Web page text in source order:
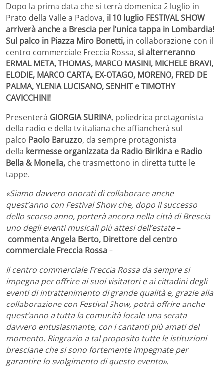
Dopo la prima data che si terrà domenica 2 luglio in
Prato della Valle a Padova, il 10 luglio FESTIVAL SHOW
arriverà anche a Brescia per l’unica tappa in Lombardia!
Sul palco in Piazza Miro Bonetti, in collaborazione con il
centro commerciale Freccia Rossa, si alterneranno
ERMAL META, THOMAS, MARCO MASINI, MICHELE BRAVI,
ELODIE, MARCO CARTA, EX-OTAGO, MORENO, FRED DE
PALMA, YLENIA LUCISANO, SENHIT e TIMOTHY
CAVICCHINI!
Presenterà GIORGIA SURINA, poliedrica protagonista
della radio e della tv italiana che affiancherà sul
palco Paolo Baruzzo, da sempre protagonista
della kermesse organizzata da Radio Birikina e Radio
Bella & Monella, che trasmettono in diretta tutte le
tappe.
«Siamo davvero onorati di collaborare anche
quest’anno con Festival Show che, dopo il successo
dello scorso anno, porterà ancora nella città di Brescia
uno degli eventi musicali più attesi dell’estate–
commenta Angela Berto, Direttore del centro
commerciale Freccia Rossa–
Il centro commerciale Freccia Rossa da sempre si
impegna per offrire ai suoi visitatori e ai cittadini degli
eventi di intrattenimento di grande qualità e, grazie alla
collaborazione con Festival Show, potrà offrire anche
quest’anno a tutta la comunità locale una serata
davvero entusiasmante, con i cantanti più amati del
momento. Ringrazio a tal proposito tutte le istituzioni
bresciane che si sono fortemente impegnate per
garantire lo svolgimento di questo evento».